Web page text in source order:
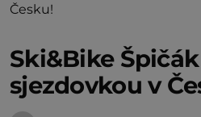
Česku!
Ski&Bike
sjezdovkou v